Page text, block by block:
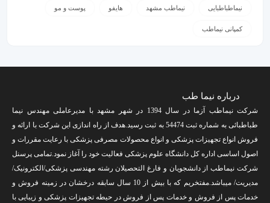
نیماطباطبایی نیماطب مشهد هایفو پوست و مو
کمپانی نیماطب
درباره نیما طب
شرکت نیماطب آزما در سال 1394 در شهر مشهد با مدیرعاملی مهندس نیما
طباطبائی به شماره ثبت 54474 به ثبت رسید.هدف از راه اندازی این شرکت با ارائه و
فروش انواع تجهیزات پزشکی و انواع محصولات مصرفی پزشکی با رعایت مقررات و
اصول اساسی اداره کل دانشگاه علوم پزشکی فعالیت خود را آغاز نمود.تمامی پرسنل
شرکت نیماطب از دانشجویان و فارغ التحصیلان رشته مهندسی پزشکی/الکترونیک/
مدیریت/ میباشد.مفتخریم که با بیش از 10 سال سابقه درخشان در زمینه فروش و
خدمات پس از فروش و خدمات پس از فروش در حیطه تجهیزات پزشکی و زیبایی با